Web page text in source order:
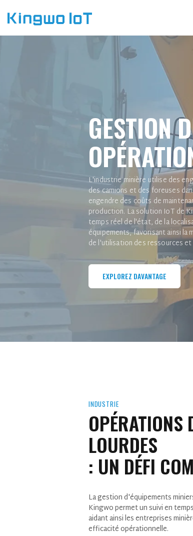
GESTION
L'industrie minière utilise des
des camions et des foreuses
engendre des coûts de
production. La solution IoT de
temps réel de l'état, de la
équipements, favorisant ainsi
de l'utilisation des ressources
EXPLOREZ DAVANTAGE
INDUSTRIE
OPÉRATIONS
LOURDES
: UN DÉFI
La gestion d'équipements
Kingwo permet un suivi en
aidant ainsi les entreprises
efficacité opérationnelle.